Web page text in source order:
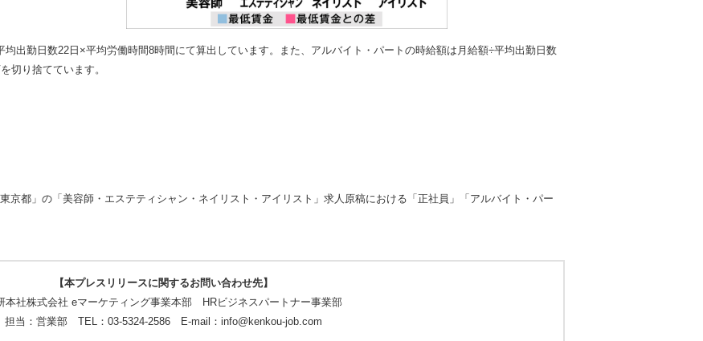
出勤日数22日×平均労働時間8時間にて算出しています。また、アルバイト・パートの時給額は月給額÷平均出勤日数
切り捨てています。
京都」の「美容師・エステティシャン・ネイリスト・アイリスト」求人原稿における「正社員」「アルバイト・パー
【本プレスリリースに関するお問い合わせ先】
本社株式会社 eマーケティング事業本部 HRビジネスパートナー事業部
担当：営業部 TEL：03-5324-2586 E-mail：info@kenkou-job.com